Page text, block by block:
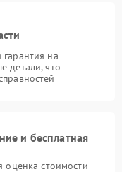
на
детали, что
и бесплатная
оценка стоимости